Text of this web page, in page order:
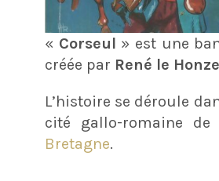
« Corseul » est une
créée par René le
L’histoire se déroule
cité gallo-romaine de
Bretagne.